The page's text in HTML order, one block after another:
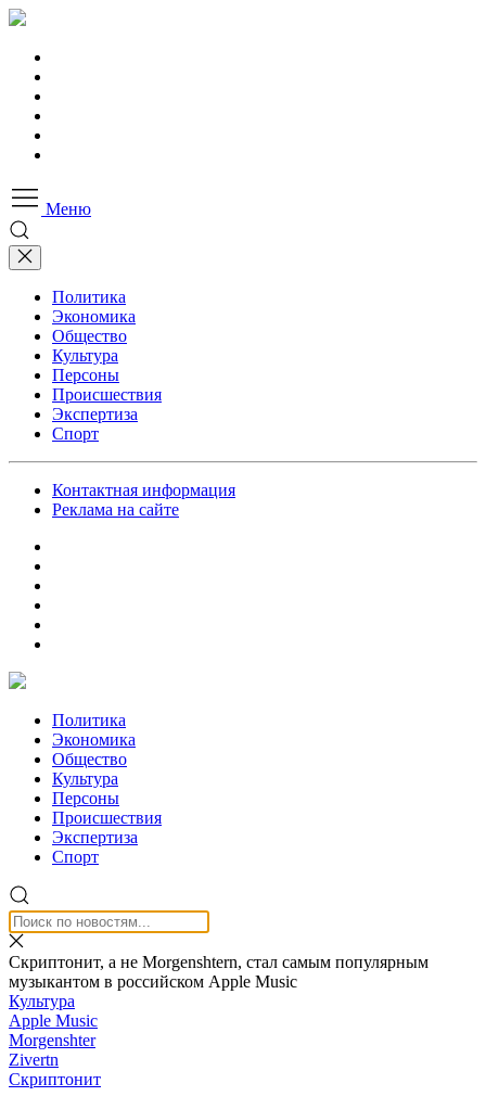
Меню
Политика
Экономика
Общество
Культура
Персоны
Происшествия
Экспертиза
Спорт
Контактная информация
Реклама на сайте
Политика
Экономика
Общество
Культура
Персоны
Происшествия
Экспертиза
Спорт
Скриптонит, а не Morgenshtern, стал самым популярным
музыкантом в российском Apple Music
Культура
Apple Music
Morgenshter
Zivertn
Скриптонит